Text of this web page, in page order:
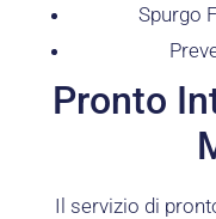
Spurgo
Pronto
Il servizio di